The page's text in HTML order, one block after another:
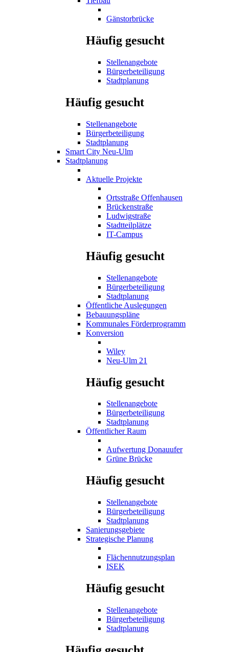
Gänstorbrücke
Häufig gesucht
Stellenangebote
Bürgerbeteiligung
Stadtplanung
Häufig gesucht
Stellenangebote
Bürgerbeteiligung
Stadtplanung
Smart City Neu-Ulm
Stadtplanung
Aktuelle Projekte
Ortsstraße Offenhausen
Brückenstraße
Ludwigstraße
Stadtteilplätze
IT-Campus
Häufig gesucht
Stellenangebote
Bürgerbeteiligung
Stadtplanung
Öffentliche Auslegungen
Bebauungspläne
Kommunales Förderprogramm
Konversion
Wiley
Neu-Ulm 21
Häufig gesucht
Stellenangebote
Bürgerbeteiligung
Stadtplanung
Öffentlicher Raum
Aufwertung Donauufer
Grüne Brücke
Häufig gesucht
Stellenangebote
Bürgerbeteiligung
Stadtplanung
Sanierungsgebiete
Strategische Planung
Flächennutzungsplan
ISEK
Häufig gesucht
Stellenangebote
Bürgerbeteiligung
Stadtplanung